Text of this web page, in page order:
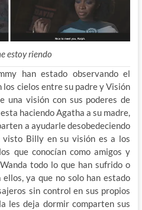
estoy riendo
han estado observando el
los cielos entre su padre y Visión
una visión con sus poderes de
haciendo Agatha a su madre,
a ayudarle desobedeciendo
visto Billy en su visión es a los
que conocían como amigos y
todo lo que han sufrido o
ya que no solo han estado
sin control en sus propios
les deja dormir comparten sus